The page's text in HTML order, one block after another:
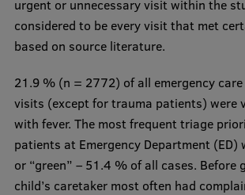
urgent or unnecessary visit within the
considered to be every visit that met
based on source literature.
21.9 % (n = 2772) of all emergency
visits (except for trauma patients) were
with fever. The most frequent triage
patients at Emergency Department (ED)
or “green” – 51.4 % of all cases. Before
child’s caretaker most often had